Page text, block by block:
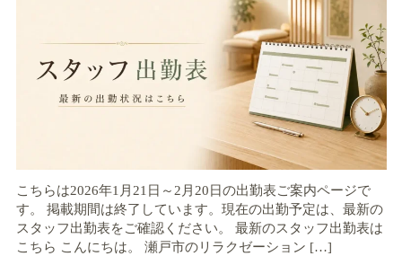
こちらは2026年1月21日～2月20日の出勤表ご案内ページで
す。 掲載期間は終了しています。現在の出勤予定は、最新の
スタッフ出勤表をご確認ください。 最新のスタッフ出勤表は
こちら こんにちは。 瀬戸市のリラクゼーション […]